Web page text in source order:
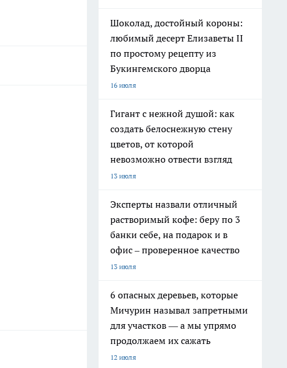
Шоколад, достойный короны:
любимый десерт Елизаветы II
по простому рецепту из
Букингемского дворца
16 июля
Гигант с нежной душой: как
создать белоснежную стену
цветов, от которой
невозможно отвести взгляд
13 июля
Эксперты назвали отличный
растворимый кофе: беру по 3
банки себе, на подарок и в
офис – проверенное качество
13 июля
6 опасных деревьев, которые
Мичурин называл запретными
для участков — а мы упрямо
продолжаем их сажать
12 июля